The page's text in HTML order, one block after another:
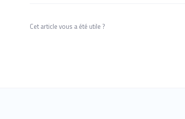
Cet article vous a été utile ?